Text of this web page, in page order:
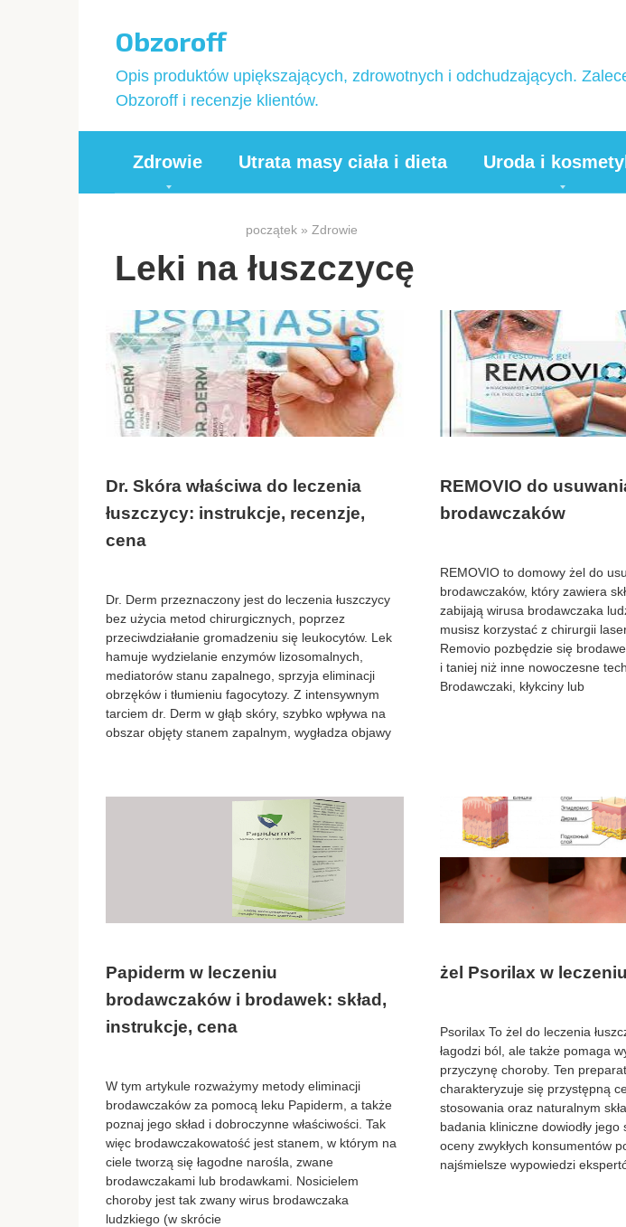
Obzoroff
Opis produktów upiększających, zdrowotnych i odchudzających.
Obzoroff i recenzje klientów.
Zdrowie Utrata masy ciała i dieta Uroda i
początek » Zdrowie
Leki na łuszczycę
Dr. Skóra właściwa do leczenia
łuszczycy: instrukcje, recenzje,
cena
Dr. Derm przeznaczony jest do leczenia łuszczycy
bez użycia metod chirurgicznych, poprzez
przeciwdziałanie gromadzeniu się leukocytów. Lek
hamuje wydzielanie enzymów lizosomalnych,
mediatorów stanu zapalnego, sprzyja eliminacji
obrzęków i tłumieniu fagocytozy. Z intensywnym
tarciem dr. Derm w głąb skóry, szybko wpływa na
obszar objęty stanem zapalnym, wygładza objawy
REMOVIO do
brodawczaków
REMOVIO to domowy żel do
brodawczaków, który zawiera
zabijają wirusa brodawczaka
musisz korzystać z chirurgii
Removio pozbędzie się
i taniej niż inne nowoczesne
Brodawczaki, kłykciny lub
Papiderm w leczeniu
brodawczaków i brodawek: skład,
instrukcje, cena
W tym artykule rozważymy metody eliminacji
brodawczaków za pomocą leku Papiderm, a także
poznaj jego skład i dobroczynne właściwości. Tak
więc brodawczakowatość jest stanem, w którym na
ciele tworzą się łagodne narośla, zwane
brodawczakami lub brodawkami. Nosicielem
choroby jest tak zwany wirus brodawczaka
ludzkiego (w skrócie
żel Psorilax w
Psorilax To żel do leczenia
łagodzi ból, ale także pomaga
przyczynę choroby. Ten
charakteryzuje się przystępną
stosowania oraz naturalnym
badania kliniczne dowiodły jego
oceny zwykłych konsumentów
najśmielsze wypowiedzi